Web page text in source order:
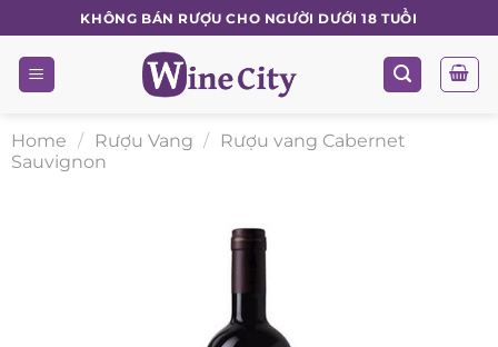
to
content
KHÔNG BÁN RƯỢU CHO NGƯỜI DƯỚI 18 TUỔI
Home / Rượu Vang /
Rượu vang Cabernet
Sauvignon